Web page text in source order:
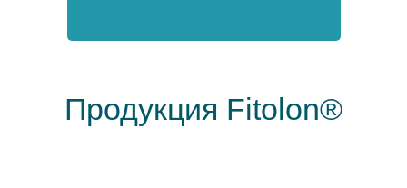
Продукция Fitolon®